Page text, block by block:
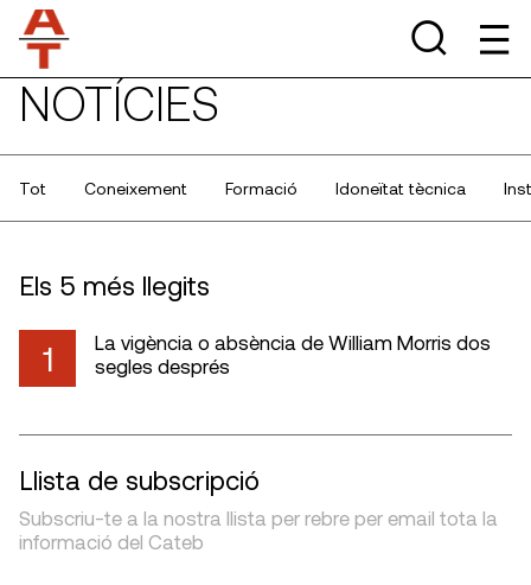
NOTÍCIES
Tot Coneixement Formació Idoneïtat tècnica
Els 5 més llegits
1
La vigència o absència de William Morris dos
segles després
Llista de subscripció
Subscriu-te a la nostra llista per rebre per email tota la
informació del Cateb